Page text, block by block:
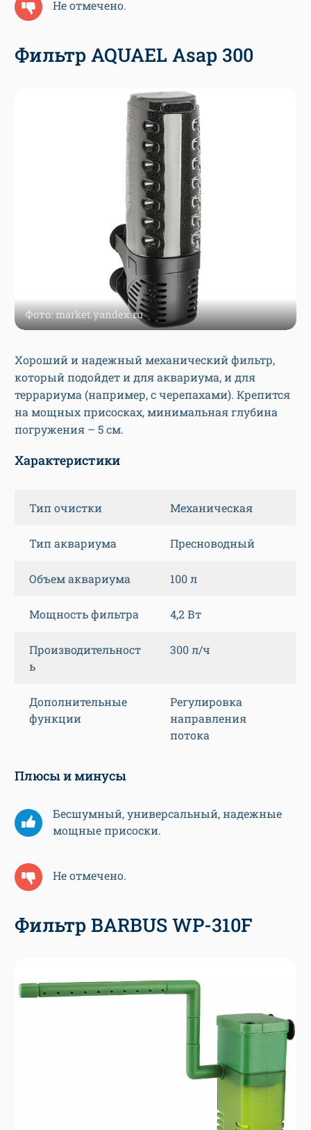
Не отмечено.
Фильтр AQUAEL Asap 300
Фото: market.yandex.ru
Хороший и надежный механический фильтр,
который подойдет и для аквариума, и для
террариума (например, с черепахами). Крепится
на мощных присосках, минимальная глубина
погружения – 5 см.
Характеристики
Тип очистки Механическая
Тип аквариума Пресноводный
Объем аквариума 100 л
Мощность фильтра 4,2 Вт
Производительност
ь
300 л/ч
Дополнительные
функции
Регулировка
направления
потока
Плюсы и минусы
Бесшумный, универсальный, надежные
мощные присоски.
Не отмечено.
Фильтр BARBUS WP-310F